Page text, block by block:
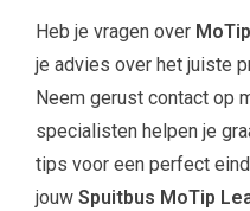
Heb je vragen over
je advies over het juiste
Neem gerust contact op
specialisten helpen je
tips voor een perfect
jouw Spuitbus MoTip